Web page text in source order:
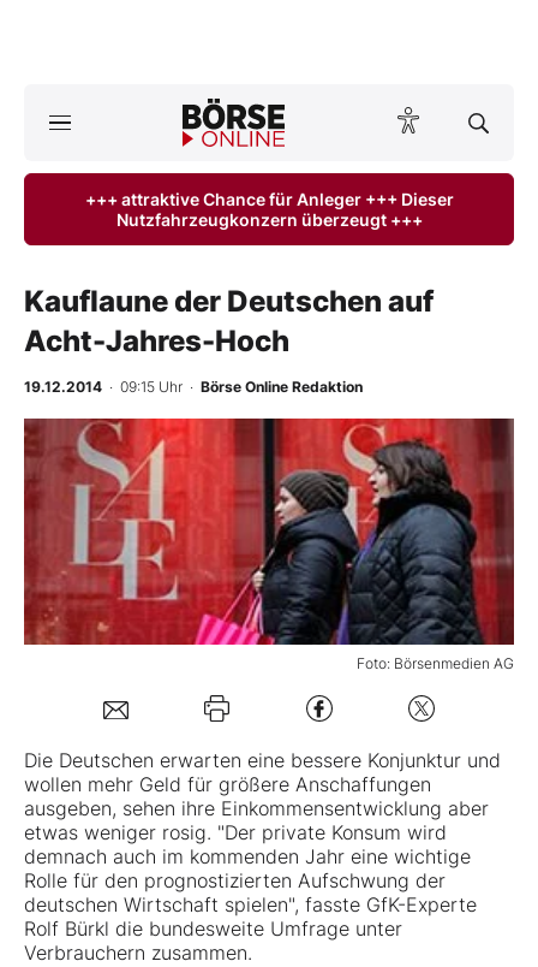
Anlageprodukte
Finanz-Check
Abo & Shop
Experten
Mein B:O
Mein Konto
Kontakt
+++ attraktive Chance für Anleger +++ Dieser
Nutzfahrzeugkonzern überzeugt +++
Kauflaune der Deutschen auf
Acht-Jahres-Hoch
19.12.2014 · 09:15 Uhr · Börse Online Redaktion
Foto: Börsenmedien AG
Die Deutschen erwarten eine bessere Konjunktur und
wollen mehr Geld für größere Anschaffungen
ausgeben, sehen ihre Einkommensentwicklung aber
etwas weniger rosig. "Der private Konsum wird
demnach auch im kommenden Jahr eine wichtige
Rolle für den prognostizierten Aufschwung der
deutschen Wirtschaft spielen", fasste GfK-Experte
Rolf Bürkl die bundesweite Umfrage unter
Verbrauchern zusammen.